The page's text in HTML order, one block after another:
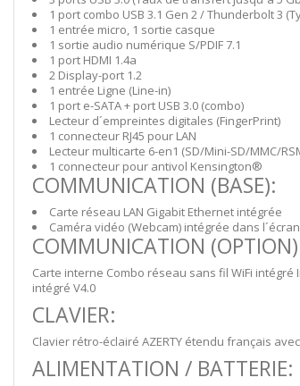
1 port combo USB 3.1 Gen 2 / Thunderbolt 3
1 entrée micro, 1 sortie casque
1 sortie audio numérique S/PDIF 7.1
1 port HDMI 1.4a
2 Display-port 1.2
1 entrée Ligne (Line-in)
1 port e-SATA + port USB 3.0 (combo)
Lecteur d´empreintes digitales (FingerPrint)
1 connecteur RJ45 pour LAN
Lecteur multicarte 6-en1 (SD/Mini-SD/MMC/
1 connecteur pour antivol Kensington®
COMMUNICATION (BASE):
Carte réseau LAN Gigabit Ethernet intégrée
Caméra vidéo (Webcam) intégrée dans
COMMUNICATION
Carte interne Combo réseau sans fil WiFi intégré
intégré V4.0
CLAVIER:
Clavier rétro-éclairé AZERTY étendu français
ALIMENTATION / BATTERIE: